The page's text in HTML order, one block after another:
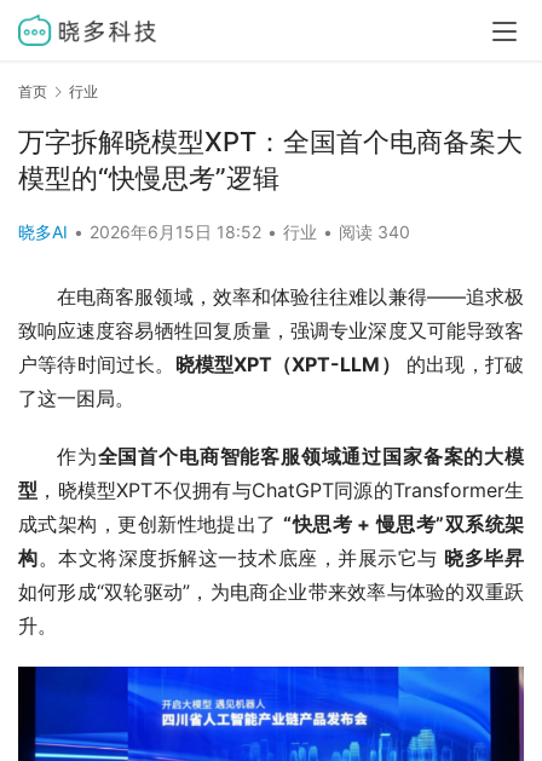
首页 行业
万字拆解晓模型XPT：全国首个电商备案大
模型的“快慢思考”逻辑
晓多AI • 2026年6月15日 18:52 • 行业 • 阅读 340
在电商客服领域，效率和体验往往难以兼得——追求极
致响应速度容易牺牲回复质量，强调专业深度又可能导致客
户等待时间过长。 晓模型XPT（XPT-LLM）
的出现，打破
了这一困局。
作为全国首个电商智能客服领域通过国家备案的大模
型 ，晓模型XPT不仅拥有与ChatGPT同源的Transformer生
成式架构，更创新性地提出了 “快思考 + 慢思考”双系统架
构。本文将深度拆解这一技术底座，并展示它与 晓多毕昇
如何形成“双轮驱动”，为电商企业带来效率与体验的双重跃
升。